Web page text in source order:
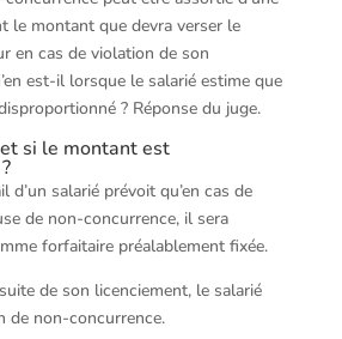
le montant que devra verser le
en cas de violation de son
est-il lorsque le salarié estime que
? Réponse du juge.
si le montant est
d’un salarié prévoit qu’en cas de
de non-concurrence, il sera
forfaitaire préalablement fixée.
de son licenciement, le salarié
de non-concurrence.